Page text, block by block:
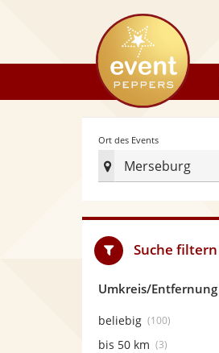
eventpeppers
Ort des Events
Merseburg
Radius
Suche filtern
Umkreis/Entfernung
beliebig (100)
bis 50 km (3)